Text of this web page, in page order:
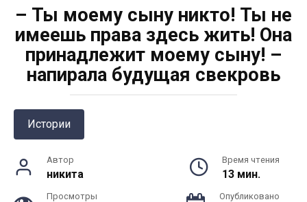
– Ты моему сыну никто! Ты не
имеешь права здесь жить! Она
принадлежит моему сыну! –
напирала будущая свекровь
Истории
Автор
никита
Время чтения
13 мин.
Просмотры Опубликовано